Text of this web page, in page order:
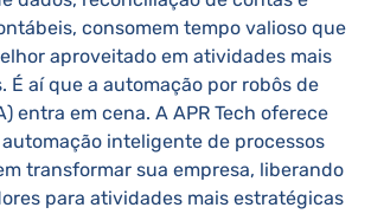
consomem tempo valioso que
aproveitado em atividades mais
É aí que a automação por robôs de
entra em cena. A APR Tech oferece
inteligente de processos
transformar sua empresa, liberando
para atividades mais estratégicas